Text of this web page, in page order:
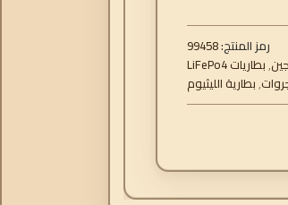
رمز المنتج:99458
,بطاريات LiFePo4
,بطارية الليثيوم